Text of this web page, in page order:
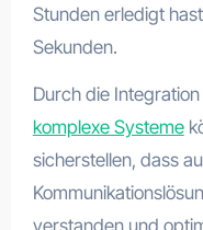
Stunden erledigt
Sekunden.
Durch die
komplexe Systeme
sicherstellen, dass
verstanden und